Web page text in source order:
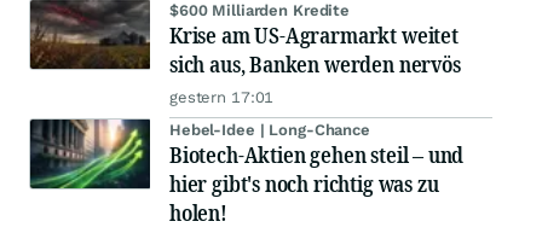
$600 Milliarden Kredite
Krise am US-Agrarmarkt weitet
sich aus, Banken werden nervös
gestern 17:01
Hebel-Idee | Long-Chance
Biotech-Aktien gehen steil – und
hier gibt's noch richtig was zu
holen!